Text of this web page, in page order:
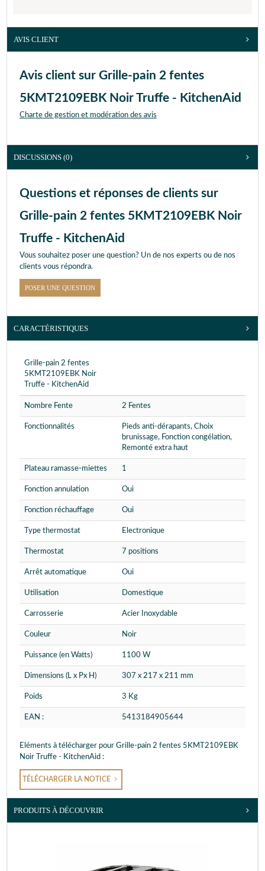
AVIS CLIENT
Avis client sur Grille-pain 2 fentes
5KMT2109EBK Noir Truffe - KitchenAid
Charte de gestion et modération des avis
DISCUSSIONS (0)
Questions et réponses de clients sur
Grille-pain 2 fentes 5KMT2109EBK Noir
Truffe - KitchenAid
Vous souhaitez poser une question? Un de nos experts ou de nos
clients vous répondra.
POSER UNE QUESTION
CARACTÉRISTIQUES
Grille-pain 2 fentes
5KMT2109EBK Noir
Truffe - KitchenAid
Nombre Fente 2 Fentes
Fonctionnalités
Pieds anti-dérapants, Choix
brunissage, Fonction congélation,
Remonté extra haut
Plateau ramasse-miettes 1
Fonction annulation Oui
Fonction réchauffage Oui
Type thermostat Electronique
Thermostat 7 positions
Arrêt automatique Oui
Utilisation Domestique
Carrosserie Acier Inoxydable
Couleur Noir
Puissance (en Watts) 1100 W
Dimensions (L x Px H) 307 x 217 x 211 mm
Poids 3 Kg
EAN : 5413184905644
Eléments à télécharger pour Grille-pain 2 fentes 5KMT2109EBK
Noir Truffe - KitchenAid :
TÉLÉCHARGER LA NOTICE
PRODUITS À DÉCOUVRIR